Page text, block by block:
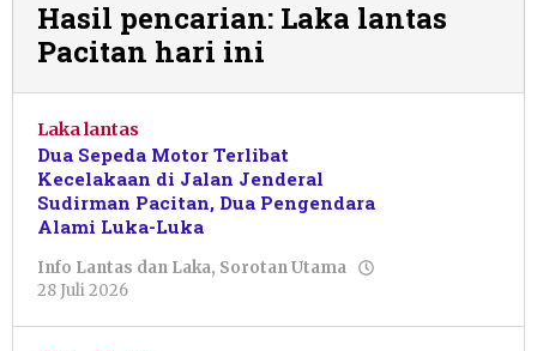
Hasil pencarian: Laka lantas
Pacitan hari ini
Laka lantas
Dua Sepeda Motor Terlibat
Kecelakaan di Jalan Jenderal
Sudirman Pacitan, Dua Pengendara
Alami Luka-Luka
Info Lantas dan Laka, Sorotan Utama
28 Juli 2026
Shalahuddin